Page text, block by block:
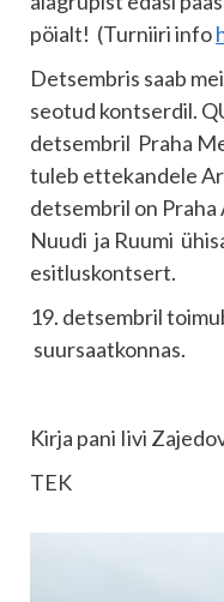
pöialt! (Turniiri info
Detsembris saab
seotud kontserdil.
detsembril Praha
tuleb ettekandele
detsembril on
Nuudi ja Ruumi
esitluskontsert.
19. detsembril
suursaatkonnas.
Kirja pani Iivi
TEK